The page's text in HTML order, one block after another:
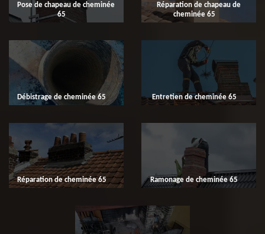
Pose de chapeau de cheminée
65
Réparation de chapeau de
cheminée 65
Débistrage de cheminée 65 Entretien de cheminée 65
Réparation de cheminée 65 Ramonage de cheminée 65